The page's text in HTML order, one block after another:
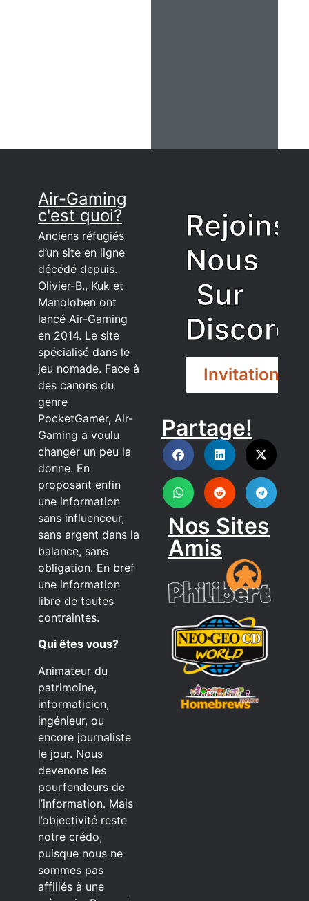
Air-Gaming
c'est quoi?
Anciens réfugiés
d’un site en ligne
décédé depuis.
Olivier-B., Kuk et
Manoloben ont
lancé Air-Gaming
en 2014. Le site
spécialisé dans le
jeu nomade. Face à
des canons du
genre
PocketGamer, Air-
Gaming a voulu
changer un peu la
donne. En
proposant enfin
une information
sans influenceur,
sans argent dans la
balance, sans
obligation. En bref
une information
libre de toutes
contraintes.
Qui êtes vous?
Animateur du
patrimoine,
informaticien,
ingénieur, ou
encore journaliste
le jour. Nous
devenons les
pourfendeurs de
l’information. Mais
l’objectivité reste
notre crédo,
puisque nous ne
sommes pas
affiliés à une
Rejoins
Nous
Sur
Discord
Invitation
DISCORD
Partage!
Nos Sites
Amis